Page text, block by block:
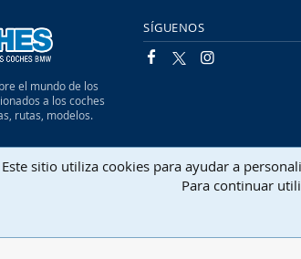
el mundo de los
a los coches
rutas, modelos.
SÍGUENOS
Este sitio utiliza cookies para ayudar a
Para continuar